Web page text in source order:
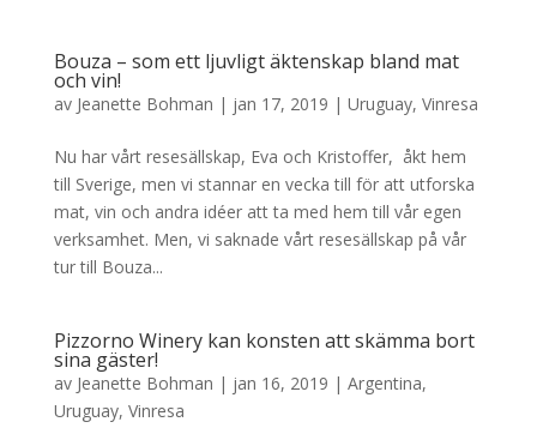
Bouza – som ett ljuvligt äktenskap bland mat
och vin!
av Jeanette Bohman | jan 17, 2019 | Uruguay, Vinresa
Nu har vårt resesällskap, Eva och Kristoffer, åkt hem
till Sverige, men vi stannar en vecka till för att utforska
mat, vin och andra idéer att ta med hem till vår egen
verksamhet. Men, vi saknade vårt resesällskap på vår
tur till Bouza...
Pizzorno Winery kan konsten att skämma bort
sina gäster!
av Jeanette Bohman | jan 16, 2019 | Argentina,
Uruguay, Vinresa